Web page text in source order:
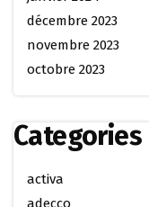
décembre 2023
novembre 2023
octobre 2023
Categories
activa
adecco